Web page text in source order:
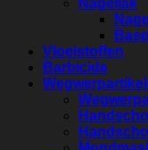
Nagellak
Vloeistoffen
Barbicide